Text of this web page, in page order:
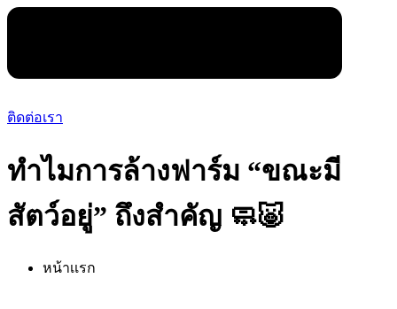
ติดต่อเรา
ทำไมการล้างฟาร์ม “ขณะมี
สัตว์อยู่” ถึงสำคัญ 🧼🐷
หน้าเเรก